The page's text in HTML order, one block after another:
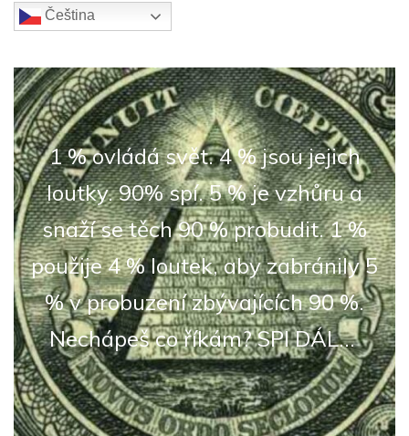
Čeština‎
1 % ovládá svět. 4 % jsou jejich
loutky. 90% spí. 5 % je vzhůru a
snaží se těch 90 % probudit. 1 %
použije 4 % loutek, aby zabránily 5
% v probuzení zbývajících 90 %.
Nechápeš co říkám? SPI DÁL...